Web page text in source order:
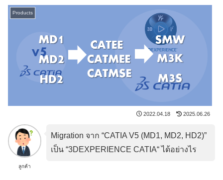
Products
2022.04.18 2025.06.26
ลูกค้า
Migration จาก “CATIA V5 (MD1, MD2, HD2)”
เป็น “3DEXPERIENCE CATIA“ ได้อย่างไร